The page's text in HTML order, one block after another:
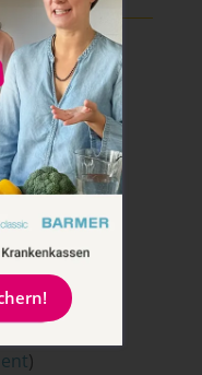
(6 ratings
)